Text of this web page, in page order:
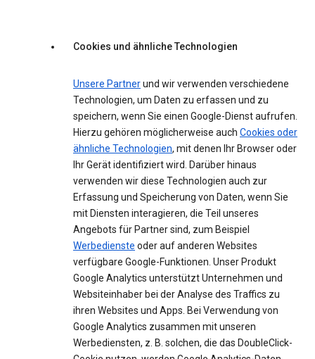
Cookies und ähnliche Technologien
Unsere Partnerund wir verwenden verschiedene
Technologien, um Daten zu erfassen und zu
speichern, wenn Sie einen Google-Dienst aufrufen.
Hierzu gehören möglicherweise auch Cookies oder
ähnliche Technologien, mit denen Ihr Browser oder
Ihr Gerät identifiziert wird. Darüber hinaus
verwenden wir diese Technologien auch zur
Erfassung und Speicherung von Daten, wenn Sie
mit Diensten interagieren, die Teil unseres
Angebots für Partner sind, zum Beispiel
Werbedienste oder auf anderen Websites
verfügbare Google-Funktionen. Unser Produkt
Google Analytics unterstützt Unternehmen und
Websiteinhaber bei der Analyse des Traffics zu
ihren Websites und Apps. Bei Verwendung von
Google Analytics zusammen mit unseren
Werbediensten, z. B. solchen, die das DoubleClick-